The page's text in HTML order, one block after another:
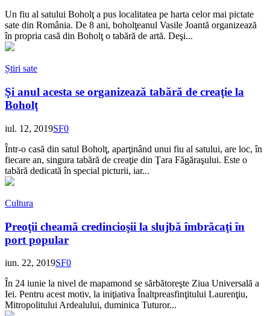
Un fiu al satului Boholţ a pus localitatea pe harta celor mai pictate
sate din România. De 8 ani, boholţeanul Vasile Joantă organizează
în propria casă din Boholţ o tabără de artă. Deşi...
Știri sate
Şi anul acesta se organizează tabără de creaţie la
Boholţ
iul. 12, 2019SF0
Într-o casă din satul Boholţ, aparţinând unui fiu al satului, are loc, în
fiecare an, singura tabără de creaţie din Ţara Făgăraşului. Este o
tabără dedicată în special picturii, iar...
Cultura
Preoţii cheamă credincioşii la slujbă îmbrăcaţi în
port popular
iun. 22, 2019SF0
În 24 iunie la nivel de mapamond se sărbătoreşte Ziua Universală a
Iei. Pentru acest motiv, la iniţiativa Înaltpreasfinţitului Laurenţiu,
Mitropolitului Ardealului, duminica Tuturor...